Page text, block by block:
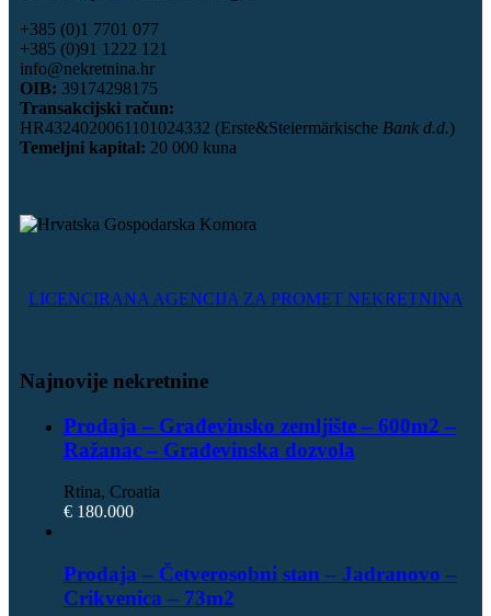
+385 (0)1 7701 077
+385 (0)91 1222 121
info@nekretnina.hr
OIB: 39174298175
Transakcijski račun:
HR4324020061101024332 (Erste&Steiermärkische Bank d.d.)
Temeljni kapital: 20 000 kuna
LICENCIRANA AGENCIJA ZA PROMET NEKRETNINA
Najnovije nekretnine
Prodaja – Građevinsko zemljište – 600m2 –
Ražanac – Građevinska dozvola
Rtina, Croatia
€ 180.000
Prodaja – Četverosobni stan – Jadranovo –
Crikvenica – 73m2